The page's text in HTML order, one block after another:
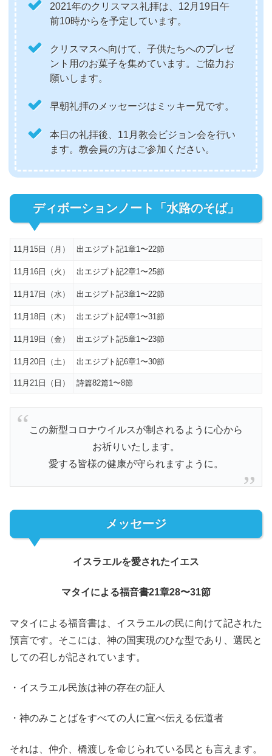
2021年のクリスマス礼拝は、12月19日午
前10時からを予定しています。
クリスマスへ向けて、子供たちへのプレゼ
ント用のお菓子を集めています。ご協力お
願いします。
早朝礼拝のメッセージはミッキー兄です。
本日の礼拝後、11月教会ビジョン会を行い
ます。教会員の方はご参加ください。
ディボーションノート「水路のそば」
11月15日（月） 出エジプト記1章1〜22節
11月16日（火） 出エジプト記2章1〜25節
11月17日（水） 出エジプト記3章1〜22節
11月18日（木） 出エジプト記4章1〜31節
11月19日（金） 出エジプト記5章1〜23節
11月20日（土） 出エジプト記6章1〜30節
11月21日（日） 詩篇82篇1〜8節
この新型コロナウイルスが制されるように心から
お祈りいたします。
愛する皆様の健康が守られますように。
メッセージ
イスラエルを愛されたイエス
マタイによる福音書21章28〜31節
マタイによる福音書は、イスラエルの民に向けて記された
預言です。そこには、神の国実現のひな型であり、選民と
しての召しが記されています。
・イスラエル民族は神の存在の証人
・神のみことばをすべての人に宣べ伝える伝道者
それは、仲介、橋渡しを命じられている民とも言えます。